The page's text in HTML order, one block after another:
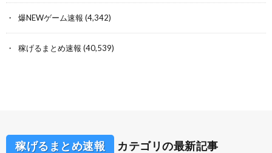
爆NEWゲーム速報 (4,342)
稼げるまとめ速報 (40,539)
稼げるまとめ速報 カテゴリの最新記事